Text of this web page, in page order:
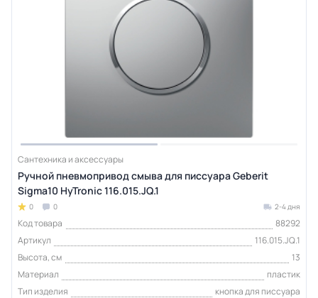
Сантехника и аксессуары
Ручной пневмопривод смыва для писсуара Geberit
Sigma10 HyTroniс 116.015.JQ.1
0 0 2-4 дня
Код товара
88292
Артикул
116.015.JQ.1
Высота, см
13
Материал
пластик
Тип изделия
кнопка для писсуара